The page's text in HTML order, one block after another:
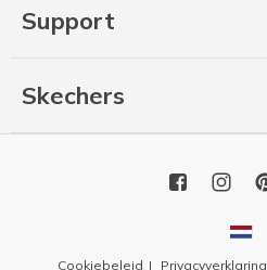
Support
Skechers
Cookiebeleid Privacyverklaring